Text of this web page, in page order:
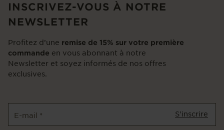
INSCRIVEZ-VOUS À NOTRE
NEWSLETTER
Profitez d’une remise de 15% sur votre première
commande en vous abonnant à notre
Newsletter et soyez informés de nos offres
exclusives.
E-mail * S'inscrire